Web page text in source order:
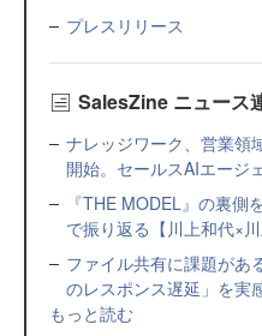
プレスリリース
SalesZine ニュース
ナレッジワーク、営業領
開始。セールスAIエージ
『THE MODEL』の裏側
で振り返る【川上和代×
ファイル共有に課題があ
のレスポンス遅延」を実
もっと読む